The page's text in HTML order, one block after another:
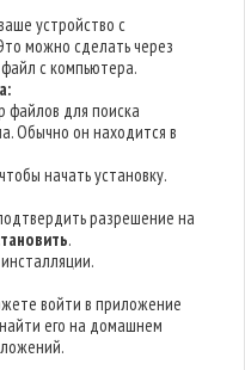
устройство с
можно сделать через
с компьютера.
файлов для поиска
Обычно он находится в
начать установку.
разрешение на
.
войти в приложение
его на домашнем